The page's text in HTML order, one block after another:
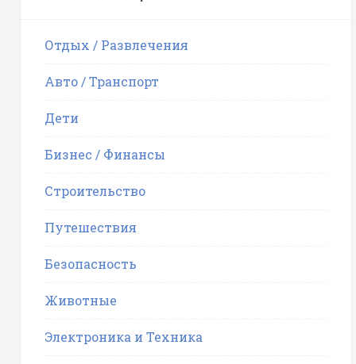
Отдых / Развлечения
Авто / Транспорт
Дети
Бизнес / Финансы
Строительство
Путешествия
Безопасность
Животные
Электроника и Техника